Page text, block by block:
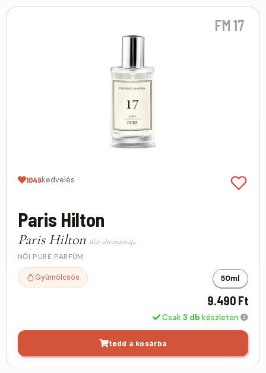
FM 17
1049kedvelés
Paris Hilton
Paris Hilton illat alternatívája
NŐI PURE PARFÜM
Gyümölcsös 50ml
9.490 Ft
Csak3 db készleten
tedd a kosárba